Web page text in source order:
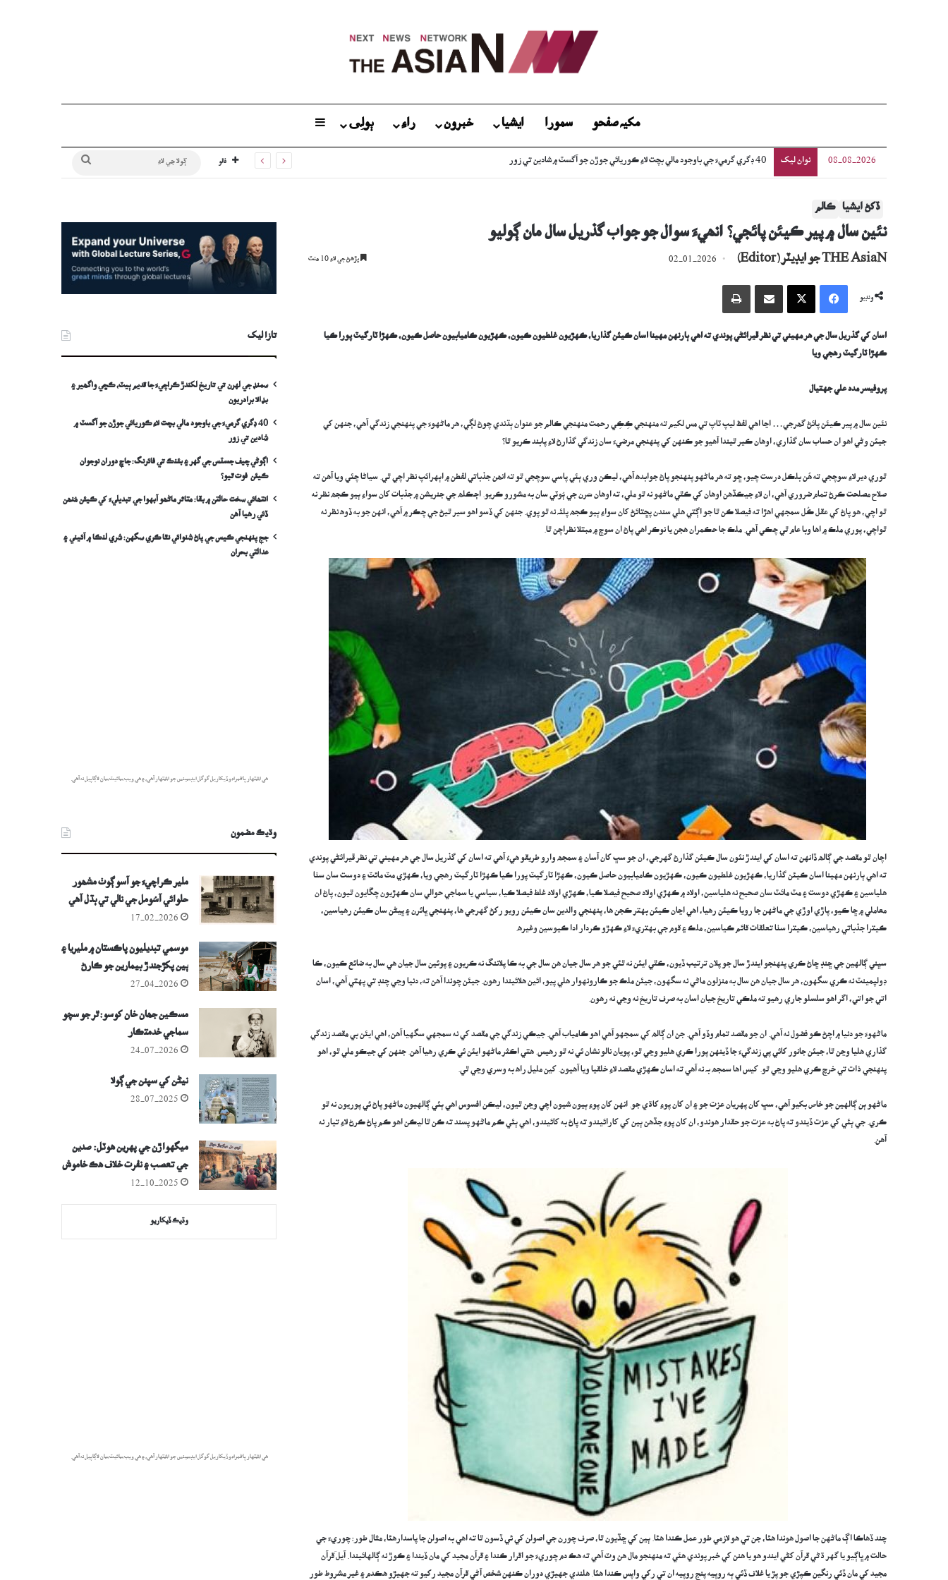
مکيہ صفحو سمورا ايشيا خبرون راءِ ٻولِی Sidebar
08-08-2026 نوان ليک اڳوڻي چيف جسٽس جي گهر ۽ بئنڪ تي فائرنگ: جاچ دوران نوجوان ڪيئن فوت ٿيو؟ فالو ڳولا
ڏکڻ ايشيا ڪالم
نئين سال ۾ پير ڪيئن پائجي؟ انھيءَ سوال جو جواب گذريل سال مان ڳوليو
THE AsiaN جو ايڊيٽر (Editor) 02-01-2026 پڙھڻ جي لاءِ 10 منٽ
ونڊيو
Facebook
X اي ميل وسيلي ونڊيو پرنٽ
اسان کي گذريل سال جي هر مهيني تي نظر ڦيرائڻي پوندي ته اهي ٻارنهن مهينا اسان ڪيئن گذاريا، ڪهڙيون غلطيون ڪيون، ڪهڙيون ڪاميابيون حاصل ڪيون، ڪهڙا ٽارگيٽ پورا ڪيا
ڪهڙا ٽارگيٽ رهجي ويا
پروفيسر مدد علي جهتيال
نئين سال ۾ پير ڪيئن پائڻ گھرجي… اڃا اهي لفظ ليپ ٽاپ تي مس لکيم ته منهنجي ڪِڪِي رحمت منهنجي ڪالم جو عنوان ٻڌندي چوڻ لڳي، هر ماڻهوءَ جي پنهنجي زندگي آهي، جنهن کي
جيئن وڻي اهو ان حساب سان گذاري، اوهان ڪير ٿيندا آهيو جو ڪنهن کي پنهنجي مرضيءَ سان زندگي گذارڻ لاءِ پابند ڪريو ٿا؟
ٿوري دير لاءِ سوچجي ته ھُن بلڪل درست چيو، ڇو ته هر ماڻهو پنهنجو پاڻ جوابده آهي، ليڪن وري ٻئي پاسي سوچجي ٿو ته انھن جذباتي لفطن ۾ اٻهرائپ نظر اچي ٿي. سياڻا چئي ويا آهن ته
صلاح مصلحت ڪرڻ تمام ضروري آهي، ان لاءِ جيڪڏهن اوهان کي ڪٿي ماڻهو نه ٿو ملي، ته اوهان سَرن جي ٻُوٽي سان به مشورو ڪريو. اڄڪلھ جي جنريشن ۾ جذبات کان سواءِ ٻيو ڪجھ نظر نه
ٿو اچي، هو پاڻ کي عقل ڪُل سمجهي اهڙا ته فيصلا ڪن ٿا جو اڳتي هلي سندن پڇتائڻ کان سواءِ ٻيو ڪجھ پلئہ نه ٿو پوي. جنهن کي ڏسو اهو سير ٿيڻ جي چڪر ۾ آهي، انهن جو به ڏوھ نظر نه
ٿواچي، پوري ملڪ ۾ اها وبا عام ٿي چڪي آهي. ملڪ جا حڪمران هجن يا نوڪر اهي پاڻ ان سوچ ۾ مبتلا نظراچن ٿا.
اچان ٿو مقصد جي ڳالھ ڏانهن ته اسان کي ايندڙ نئون سال ڪيئن گذارڻ گهرجي، ان جو سڀ کان آسان ۽ سمجھ وارو طريقو هيءُ آهي ته اسان کي گذريل سال جي هر مهيني تي نظر ڦيرائڻي پوندي
ته اهي ٻارنهن مهينا اسان ڪيئن گذاريا، ڪهڙيون غلطيون ڪيون، ڪهڙيون ڪاميابيون حاصل ڪيون، ڪهڙا ٽارگيٽ پورا ڪيا ڪهڙا ٽارگيٽ رهجي ويا، ڪهڙي مٽ مائٽ ۽ دوست سان سٺا
هلياسين ۽ ڪهڙي دوست ۽ مٽ مائٽ سان صحيح نه هلياسين، اولاد ۾ ڪهڙي اولاد صحيح فيصلا ڪيا، ڪهڙي اولاد غلط فيصلا ڪيا، سياسي يا سماجي حوالي سان ڪهڙيون چڱايون ٿيون، پاڻ ان
معاملي ۾ ڇا ڪيو، پاڙي اوڙي جي ماڻهن جا رويا ڪيئن رهيا، اهي اڃان ڪيئن بهتر ڪجن ها، پنهنجي والدين سان ڪيئن رويو رکڻ گهرجي ها، پنهنجي ڀائرن ۽ ڀيڻن سان ڪيئن رهياسين،
ڪيترا جذباتي رهياسين، ڪيترا سٺا تعلقات قائم ڪياسين، ملڪ ۽ قوم جي بهتريءَ لاءِ ڪهڙو ڪردار ادا ڪيوسين وغيره.
سڀني ڳالهين جي ڇنڊ ڇاڻ ڪري پنهنجو ايندڙ سال جو پلان ترتيب ڏيون، ڪٿي ايئن نه ٿئي جو هر سال جيان هن سال جي به ڪا پلاننگ نه ڪريون ۽ پوئين سال جيان هي سال به ضائع ڪيون، ڪا
ڊولپمينٽ نه ڪري سگهون، هر سال جيان هن سال به منزلون ماڻي نه سگهون، جيئن ملڪ جو ڪارونهوار هلي پيو، ائين هلائيندا رهون. جيئن چوندا آهن ته، دنيا وڃي چنڊ تي پهتي آهي، اسان
اتي جو اتي، اگر اهو سلسلو جاري رهيو ته ملڪي تاريخ جيان اسان به صرف تاريخ نه وڃي نه رهون.
ماڻهوءَ جو دنيا ۾ اچڻ ڪو فضول نه آهي. ان جو مقصد تمام وڏو آهي. جن ان ڳالھ کي سمجهو آهي اهو ڪامياب آهي. جيڪي زندگي جي مقصد کي نه سمجهي سگهيا آهن، اهي ايئن بي مقصد زندگي
گذاري هليا وڃن ٿا، جيئن جانور کائي پي زندگيءَ جا ڏينهن پورا ڪري هليو وڃي ٿو، پويان نالو نشان ئي نه ٿو رهيس. هتي اڪثر ماڻهو ايئن ئي ڪري رهيا آهن. جنهن کي جيڪو ملي ٿو، اهو
پنهنجي ذات تي خرچ ڪري هليو وڃي ٿو. کيس اها سمجھ بہ نه آهي ته اسان ڪهڙي مقصد لاءِ خلقيا ويا آهيون. کين مليل راھ به وسري وڃي ٿي.
ماڻهو ٻن ڳالهين جو خاص بکيو آهي، سڀ کان پهريان عزت جو ۽ ان کان پوءِ کاڌي جو. انهن کان پوءِ ٻيون شيون اچي وڃن ٿيون، ليڪن افسوس اهي ٻئي ڳالهيون ماڻهو پاڻ ئي پوريون نه ٿو
ڪري. جي ٻئي کي عزت ڏيندو ته پاڻ به عزت جو حقدار هوندو، ان کان پوءِ جڏهن ٻين کي کارائيندو ته پاڻ به کائيندو، اهي ٻئي ڪم ماڻهو پسند ته ڪن ٿا ليڪن اهو ڪم پاڻ ڪرڻ لاءِ تيار نه
آهن.
چند ڏهاڪا اڳ ماڻهن جا اصول هوندا هئا، جن تي هو لازمي طور عمل ڪندا هئا. ٻين کي ڇڏيون ٿا، صرف چورن جي اصولن کي ئي ڏسون ٿا ته اهي به اصولن جا پاسدارهئا، مثال طور: چوريءَ جي
حالت ۾ ڀاڳيو يا گهر ڌڻي قرآن کڻي ايندو هو يا هنن کي خبر پوندي هئي ته منهنجو مال هن وٽ آهي ته هڪ دم چوريءَ جو اقرار ڪندا ۽ قرآن مجيد کي مان ڏيندا ۽ ڪوڙ نه ڳالهائيندا. آيل َقرآن
مجيد کي مان ڏئي رنگين ڪپڙي جو پڙ يا غلاف ڏئي ٻه روپيه پنج روپيه ان تي رکي واپس ڪندا هئا. هلندي جهيڙي دوران ڪنهن شخص آڻي قرآن مجيد رکيو ته جهيڙو هڪدم ۽ غير مشروط طور
تازا ليک
سمنڊ جي لهرن تي تاريخ لکندڙ ڪراچيءَ جا قديم ٻيٽ، ڪڇي واگھير ۽
بڊالا برادريون
40 ڊگري گرميءَ جي باوجود مالي بچت لاءِ ڪوريائي جوڙن جو آگسٽ ۾
شادين تي زور
اڳوڻي چيف جسٽس جي گهر ۽ بئنڪ تي فائرنگ: جاچ دوران نوجوان
ڪيئن فوت ٿيو؟
انتھائي سخت حالتن ۾ بقا: متاثر ماڻھو آبهوا جي تبديليءَ کي ڪيئن مُنھن
ڏئي رهيا آهن
جج پنهنجي ڪيس جي پاڻ شنوائي نٿا ڪري سگهن: شري لنڪا ۾ آئيني ۽
عدالتي بحران
هي اشتهار پاڻمرادو ڏيکاريل گوگل ايڊسينس جو اشتهار آهي، ۽ هي ويب سائيٽ سان لاڳاپيل نه آهي.
وڌيڪ مضمون
ملير ڪراچيءَ جو آسو ڳوٺ مشھور
حلوائي آسُومل جي نالي تي ٻڌل آھي
17-02-2026
موسمي تبديليون پاڪستان ۾ مليريا ۽
ٻين پکڙجندڙ بيمارين جو ڪارڻ
بڻجي رهيون آهن
27-04-2026
مسڪين جھان خان کوسو: ٿر جو سچو
سماجي خدمتڪار
24-07-2026
نيڻن کي سپنن جي ڳولا
28-07-2025
ميگهواڙن جي پهرين هوٽل: صدين
جي تعصب ۽ نفرت خلاف هڪ خاموش
بغاوت12-10-2025
وڌيڪ ڏيکاريو
هي اشتهار پاڻمرادو ڏيکاريل گوگل ايڊسينس جو اشتهار آهي، ۽ هي ويب سائيٽ سان لاڳاپيل نه آهي.